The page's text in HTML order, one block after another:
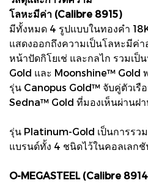
โลหะมีค่า (Calibre 8915)
มีทั้งหมด 4 รูปแบบในทองคำ
แสดงออกถึงความเป็นโลหะมีค่า
หน้าปัดกิโยเช่ และกลไก รวมเป็
Gold และ Moonshine™ Gold
รุ่น Canopus Gold™ จับคู่ตัวเรื
Sedna™ Gold ที่มองเห็นผ่านฝา
รุ่น Platinum-Gold เป็นการรว
แบรนด์ทั้ง 4 ชนิดไว้ในคอลเลกชั
O-MEGASTEEL (Calibre